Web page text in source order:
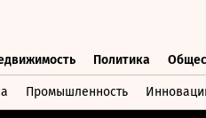
Политика
Промышленность